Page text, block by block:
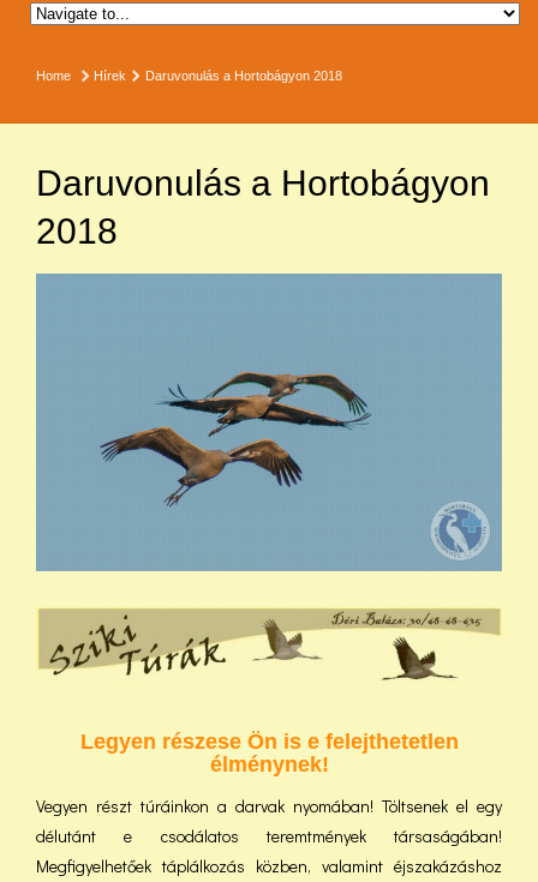
Home Hírek Daruvonulás a Hortobágyon 2018
Daruvonulás a Hortobágyon
2018
Legyen részese Ön is e felejthetetlen
élménynek!
Vegyen részt túráinkon a darvak nyomában! Töltsenek el egy
délutánt e csodálatos teremtmények társaságában!
Megfigyelhetőek táplálkozás közben, valamint éjszakázáshoz